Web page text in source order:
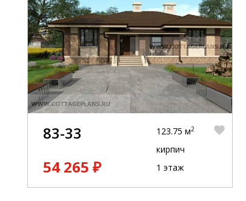
83-33
54 265 ₽
123.75 м2
кирпич
1 этаж